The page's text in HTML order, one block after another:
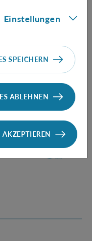
Einstellungen
SPEICHERN
ABLEHNEN